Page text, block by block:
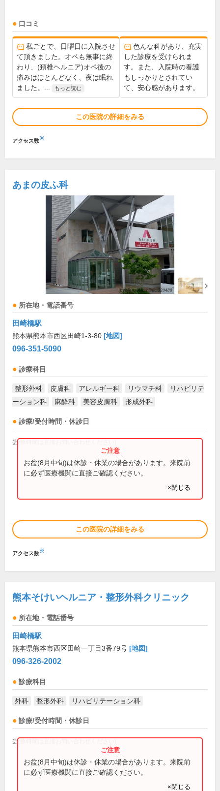
口コミ
私ごとで、日曜日に入院させ
て頂きました。オペも無事に終
わり、(頚椎ヘルニア)オペ後の
痛みはほとんどなく、夜は眠れ
ました。...
もっと読む
色んな科があり、充実
した診療を受けられま
す。また、入院時の看護
もしっかりとされてい
て、安心感があります。
この医院の詳細をみる
アクセス数※
あまの皮ふ科
所在地・電話番号
田崎橋駅
熊本県熊本市西区田崎1-3-80 [地図]
096-351-5090
診療科目
整形外科 皮膚科 アレルギー科 リウマチ科
リハビリテ
ーション科
麻酔科 美容皮膚科 形成外科
診療/受付時間・休診日
(診療時間は直接お問い合わせください)
お盆(8月中旬)は休診・休業の場合があります。来院前
に必ず医療機関に直接ご確認ください。
×閉じる
この医院の詳細をみる
アクセス数※
熊本そけいヘルニア・整形外科クリニック
所在地・電話番号
田崎橋駅
熊本県熊本市西区田崎一丁目3番79号 [地図]
096-326-2002
診療科目
外科 整形外科 リハビリテーション科
診療/受付時間・休診日
(診療時間は直接お問い合わせください)
お盆(8月中旬)は休診・休業の場合があります。来院前
に必ず医療機関に直接ご確認ください。
×閉じる